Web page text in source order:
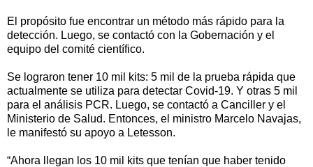
El propósito fue encontrar un método más rápido para la
detección. Luego, se contactó con la Gobernación y el
equipo del comité científico.
Se lograron tener 10 mil kits: 5 mil de la prueba rápida que
actualmente se utiliza para detectar Covid-19. Y otras 5 mil
para el análisis PCR. Luego, se contactó a Canciller y el
Ministerio de Salud. Entonces, el ministro Marcelo Navajas,
le manifestó su apoyo a Letesson.
“Ahora llegan los 10 mil kits que tenían que haber tenido